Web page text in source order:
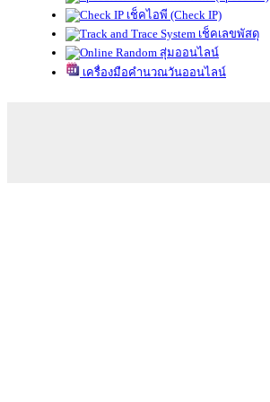
เช็คไอพี (Check IP)
เช็คเลขพัสดุ
สุ่มออนไลน์
เครื่องมือคำนวณวันออนไลน์